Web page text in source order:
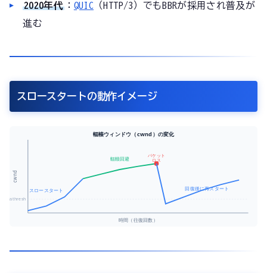
2020年代： QUIC （HTTP/3）でもBBRが採用され普及が
進む
スロースタートの動作イメージ
輻輳ウィンドウ（cwnd）の変化
時間（往復回数）
cwnd
ssthresh
スロースタート
輻輳回避
パケット
ロス
回復後に再スタート